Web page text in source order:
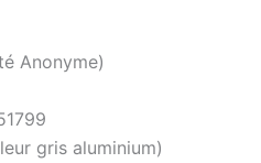
Anonyme)
gris aluminium)